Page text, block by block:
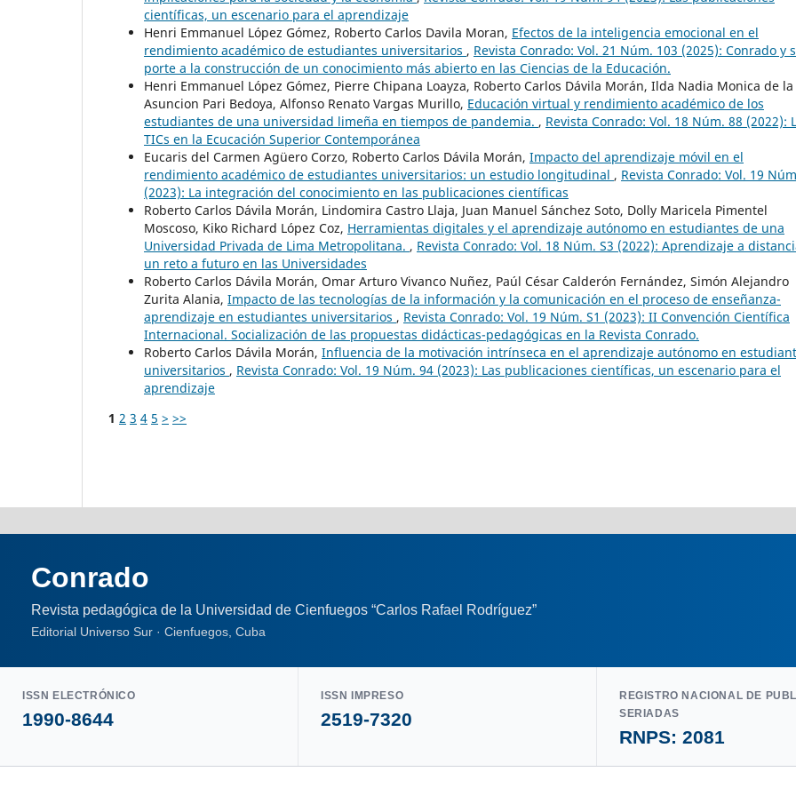
científicas, un escenario para el aprendizaje
Henri Emmanuel López Gómez, Roberto Carlos Davila Moran, Efectos de la inteligencia emocional en el
rendimiento académico de estudiantes universitarios , Revista Conrado: Vol. 21 Núm. 103 (2025): Conrado y
porte a la construcción de un conocimiento más abierto en las Ciencias de la Educación.
Henri Emmanuel López Gómez, Pierre Chipana Loayza, Roberto Carlos Dávila Morán, Ilda Nadia Monica de la
Asuncion Pari Bedoya, Alfonso Renato Vargas Murillo, Educación virtual y rendimiento académico de los
estudiantes de una universidad limeña en tiempos de pandemia. , Revista Conrado: Vol. 18 Núm. 88 (2022):
TICs en la Ecucación Superior Contemporánea
Eucaris del Carmen Agüero Corzo, Roberto Carlos Dávila Morán, Impacto del aprendizaje móvil en el
rendimiento académico de estudiantes universitarios: un estudio longitudinal , Revista Conrado: Vol. 19
(2023): La integración del conocimiento en las publicaciones científicas
Roberto Carlos Dávila Morán, Lindomira Castro Llaja, Juan Manuel Sánchez Soto, Dolly Maricela Pimentel
Moscoso, Kiko Richard López Coz, Herramientas digitales y el aprendizaje autónomo en estudiantes de una
Universidad Privada de Lima Metropolitana. , Revista Conrado: Vol. 18 Núm. S3 (2022): Aprendizaje a
un reto a futuro en las Universidades
Roberto Carlos Dávila Morán, Omar Arturo Vivanco Nuñez, Paúl César Calderón Fernández, Simón Alejandro
Zurita Alania, Impacto de las tecnologías de la información y la comunicación en el proceso de enseñanza-
aprendizaje en estudiantes universitarios , Revista Conrado: Vol. 19 Núm. S1 (2023): II Convención Científica
Internacional. Socialización de las propuestas didácticas-pedagógicas en la Revista Conrado.
Roberto Carlos Dávila Morán, Influencia de la motivación intrínseca en el aprendizaje autónomo en
universitarios , Revista Conrado: Vol. 19 Núm. 94 (2023): Las publicaciones científicas, un escenario para el
aprendizaje
1 2 3 4 5 > >>
Conrado
Revista pedagógica de la Universidad de Cienfuegos “Carlos Rafael Rodríguez”
Editorial Universo Sur · Cienfuegos, Cuba
ISSN ELECTRÓNICO
1990-8644
ISSN IMPRESO
2519-7320
REGISTRO NACIONAL DE
SERIADAS
RNPS: 2081